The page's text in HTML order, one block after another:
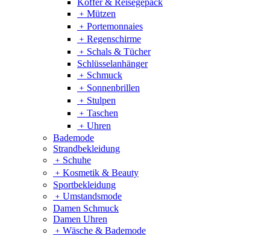
﹢ Mützen
﹢ Portemonnaies
﹢ Regenschirme
﹢ Schals & Tücher
Schlüsselanhänger
﹢ Schmuck
﹢ Sonnenbrillen
﹢ Stulpen
﹢ Taschen
﹢ Uhren
Bademode
Strandbekleidung
﹢ Schuhe
﹢ Kosmetik & Beauty
Sportbekleidung
﹢ Umstandsmode
Damen Schmuck
Damen Uhren
﹢ Wäsche & Bademode